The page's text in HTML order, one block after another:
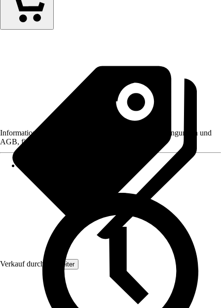
Verkauf durch: Topleiter
Informationen des Verkäufers, wie z. B. Rückgabebedingungen und
AGB, finden Sie bei Klick auf den Verkäufernamen.